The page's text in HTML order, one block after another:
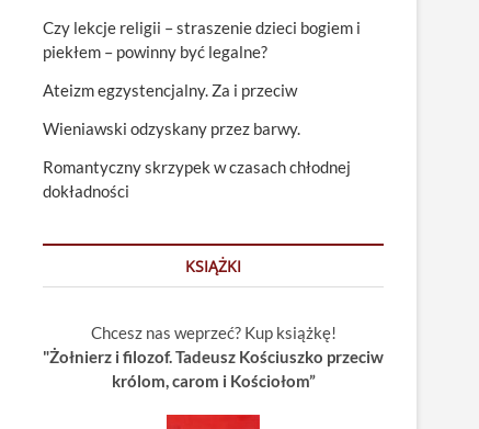
Czy lekcje religii – straszenie dzieci bogiem i
piekłem – powinny być legalne?
Ateizm egzystencjalny. Za i przeciw
Wieniawski odzyskany przez barwy.
Romantyczny skrzypek w czasach chłodnej
dokładności
KSIĄŻKI
Chcesz nas weprzeć? Kup książkę!
"Żołnierz i filozof. Tadeusz Kościuszko przeciw
królom, carom i Kościołom”